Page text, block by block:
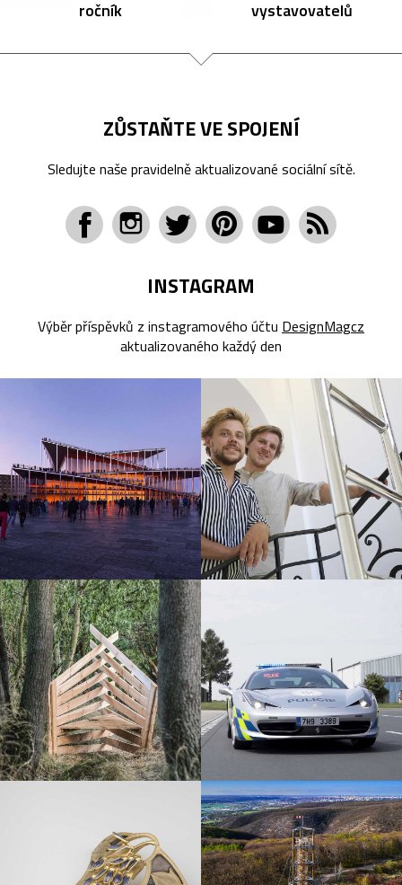
ročník vystavovatelů
ZŮSTAŇTE VE SPOJENÍ
Sledujte naše pravidelně aktualizované sociální sítě.
INSTAGRAM
Výběr příspěvků z instagramového účtu DesignMagcz
aktualizovaného každý den